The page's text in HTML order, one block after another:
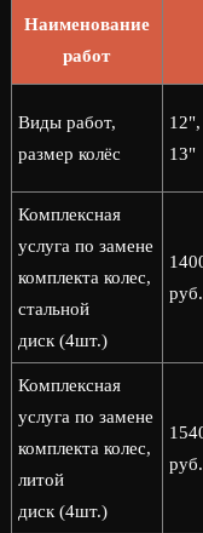
Наименование
работ
Виды работ,
размер колёс
12",
13"
Комплексная
услуга по замене
комплекта колес,
стальной
диск (4шт.)
руб.
Комплексная
услуга по замене
комплекта колес,
литой
диск (4шт.)
руб.